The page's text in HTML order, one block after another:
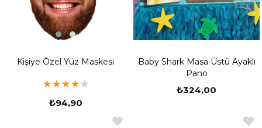
Kişiye Özel Yüz Maskesi
★★★★ ★
₺94,90
Baby Shark Masa Üstü Ayaklı
Pano
₺324,00